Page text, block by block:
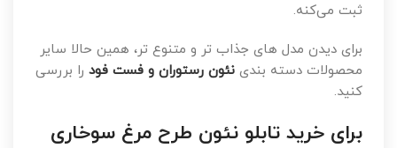
ثبت می‌کنه.
برای دیدن مدل های جذاب تر و متنوع تر، همین حالا سایر
محصولات دسته بندی نئون رستوران و فست فود را بررسی
کنید.
برای خرید تابلو نئون طرح مرغ سوخاری